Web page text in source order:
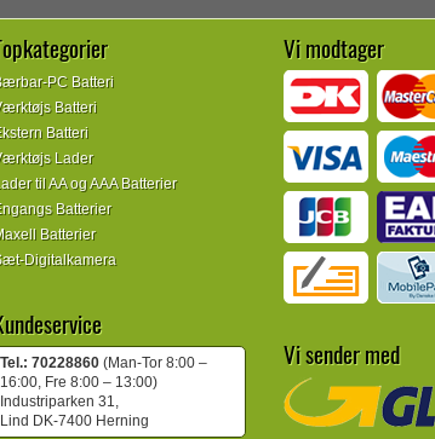
PC Batteri
Batteri
Batteri
Lader
til AA og AAA Batterier
Batterier
Batterier
Digitalkamera
Tel.: 70228860 (Man-Tor 8:00 –
16:00, Fre 8:00 – 13:00)
Industriparken 31,
Lind DK-7400 Herning
Vi modtager
Vi sender med